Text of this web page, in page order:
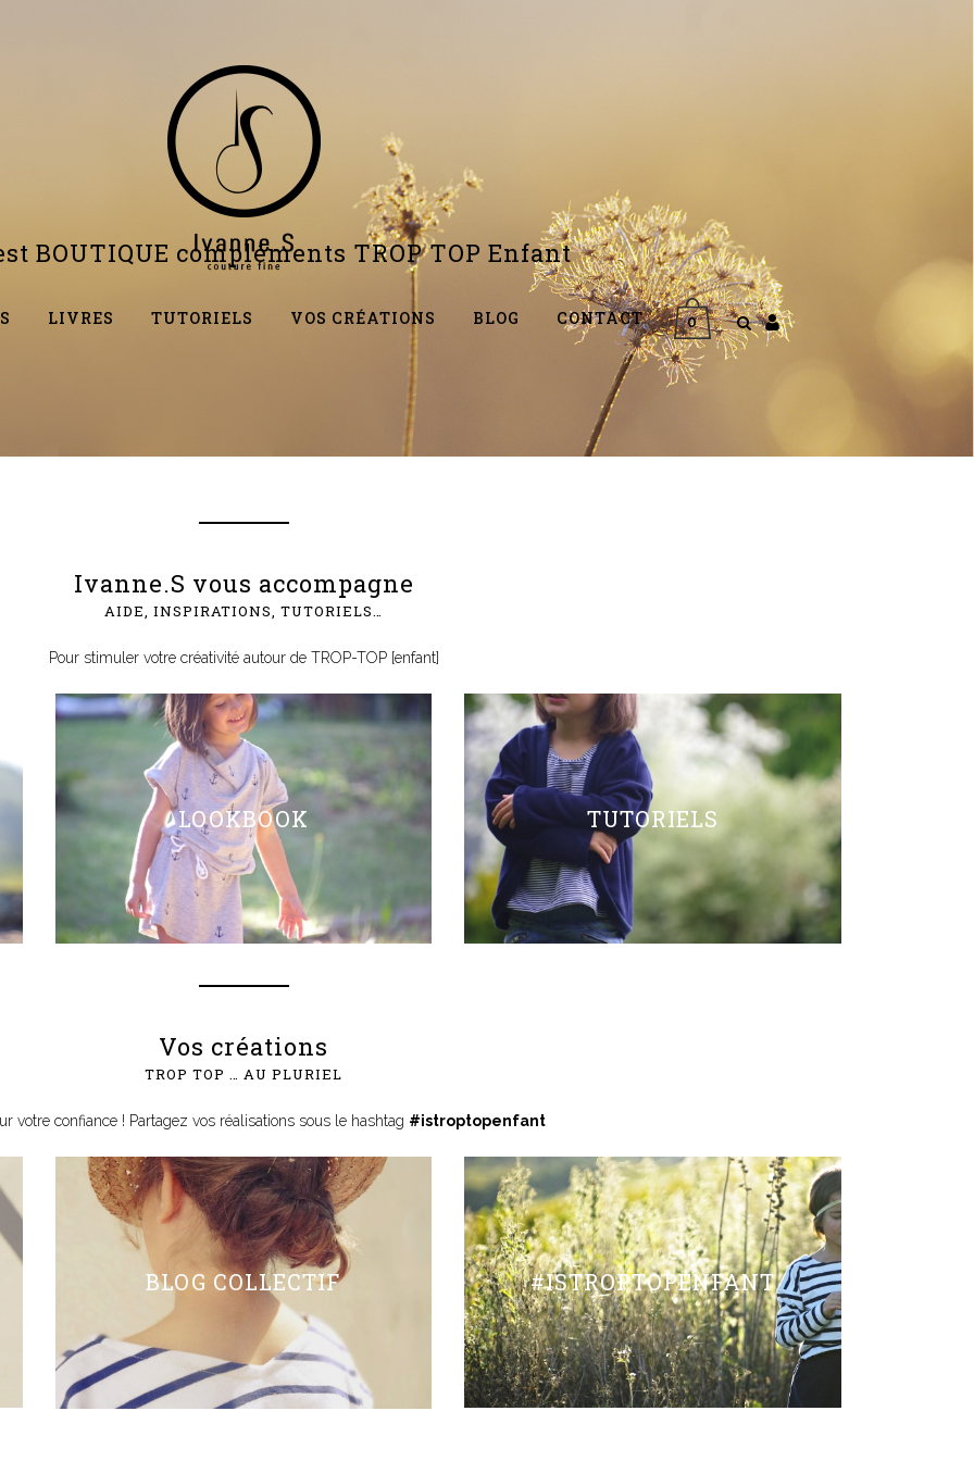
LIVRES TUTORIELS VOS CRÉATIONS BLOG CONTACT 0
BOUTIQUE compléments TROP TOP Enfant
Ivanne.S vous accompagne
AIDE, INSPIRATIONS, TUTORIELS…
Pour stimuler votre créativité autour de TROP-TOP [enfant]
LOOKBOOK TUTORIELS
Vos créations
TROP TOP … AU PLURIEL
votre confiance ! Partagez vos réalisations sous le hashtag #istroptopenfant
BLOG COLLECTIF #ISTROPTOPENFANT